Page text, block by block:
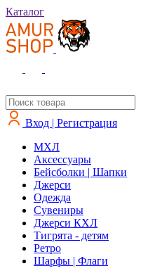
Каталог
Вход | Регистрация
MXЛ
Аксессуары
Бейсболки | Шапки
Джерси
Одежда
Сувениры
Джерси КХЛ
Тигрята - детям
Ретро
Шарфы | Флаги